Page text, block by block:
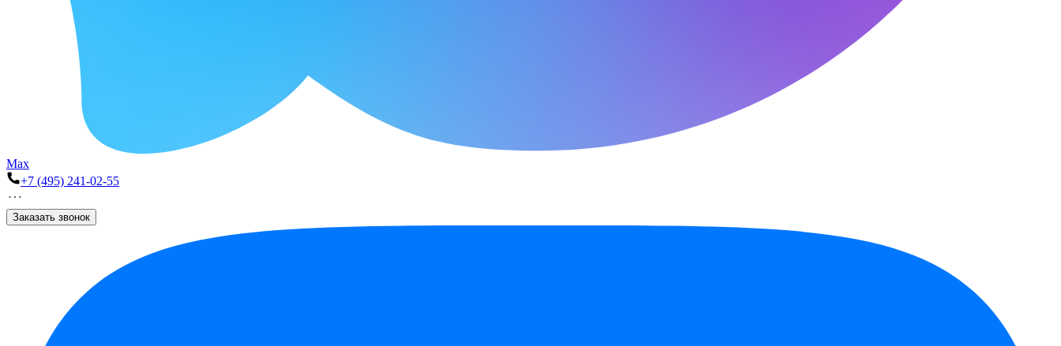
Max
+7 (495) 241-02-55
Заказать звонок